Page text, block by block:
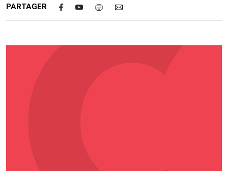
PARTAGER